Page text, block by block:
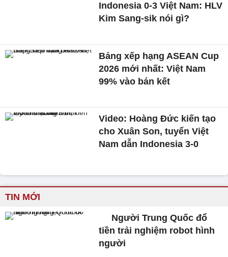
Indonesia 0-3 Việt Nam: HLV
Kim Sang-sik nói gì?
Bảng xếp hạng ASEAN Cup
2026 mới nhất: Việt Nam
99% vào bán kết
Video: Hoàng Đức kiến tạo
cho Xuân Son, tuyển Việt
Nam dẫn Indonesia 3-0
TIN MỚI
Người Trung Quốc đổ
tiền trải nghiệm robot hình
người